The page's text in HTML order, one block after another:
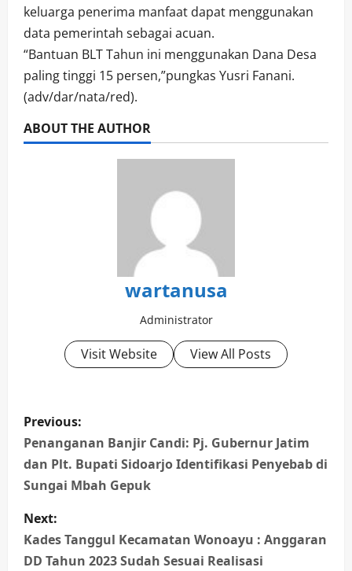
keluarga penerima manfaat dapat menggunakan
data pemerintah sebagai acuan.
“Bantuan BLT Tahun ini menggunakan Dana Desa
paling tinggi 15 persen,”pungkas Yusri Fanani.
(adv/dar/nata/red).
ABOUT THE AUTHOR
wartanusa
Administrator
Visit Website View All Posts
P
o
s
t
n
Previous:
Penanganan Banjir Candi: Pj. Gubernur Jatim
dan Plt. Bupati Sidoarjo Identifikasi Penyebab di
Sungai Mbah Gepuk
Next:
Kades Tanggul Kecamatan Wonoayu : Anggaran
DD Tahun 2023 Sudah Sesuai Realisasi